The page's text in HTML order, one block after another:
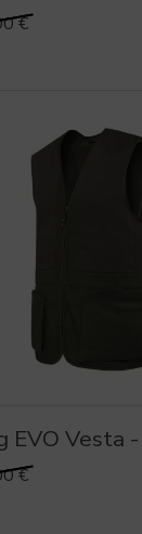
€
EVO Vesta
€